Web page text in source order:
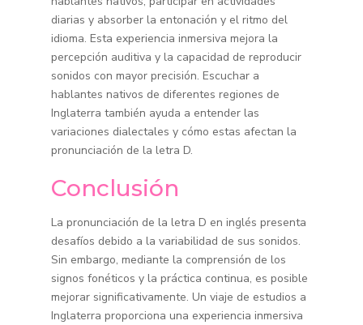
diarias y absorber la entonación y el ritmo del
idioma. Esta experiencia inmersiva mejora la
percepción auditiva y la capacidad de reproducir
sonidos con mayor precisión. Escuchar a
hablantes nativos de diferentes regiones de
Inglaterra también ayuda a entender las
variaciones dialectales y cómo estas afectan la
pronunciación de la letra D.
Conclusión
La pronunciación de la letra D en inglés presenta
desafíos debido a la variabilidad de sus sonidos.
Sin embargo, mediante la comprensión de los
signos fonéticos y la práctica continua, es posible
mejorar significativamente. Un viaje de estudios a
Inglaterra proporciona una experiencia inmersiva